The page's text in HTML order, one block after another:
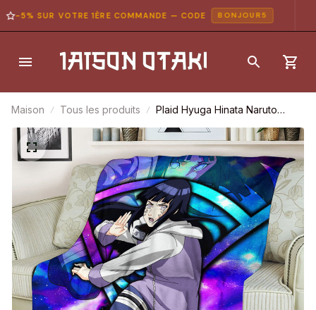
-5% SUR VOTRE 1ÈRE COMMANDE — CODE BONJOUR5
Maison Tous les produits
Plaid Hyuga Hinata Naruto
Couverture Plaid Polaire Plaid
Canapé